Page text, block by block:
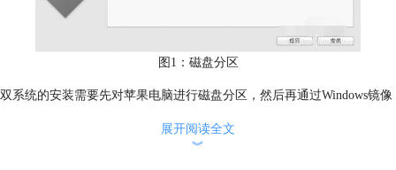
图1：磁盘分区
双系统的安装需要先对苹果电脑进行磁盘分区，然后再通过Windows镜像
展开阅读全文
︾